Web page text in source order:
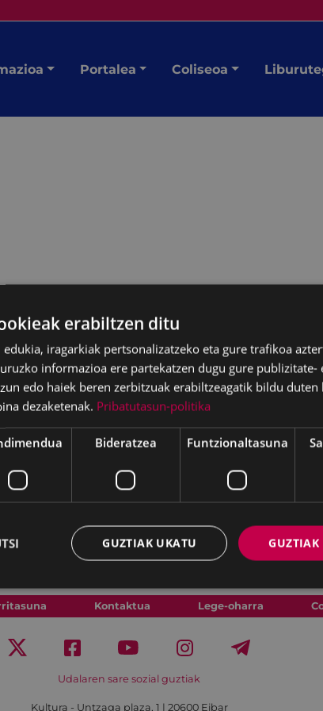
Portalea Coliseoa
zabaltzea dira.
dago
Kontaktua Lege-oharra
Udalaren sare sozial guztiak
Kultura - Untzaga plaza, 1 | 20600 Eibar
erabiltzen ditu
iragarkiak pertsonalizatzeko eta gure trafikoa
informazioa ere partekatzen dugu gure publizitate-
edo haiek beren zerbitzuak erabiltzeagatik bildu duten
dezaketenak. Pribatutasun-politika
Bideratzea Funtzionaltasuna
GUZTIAK
GUZTIAK UKATU